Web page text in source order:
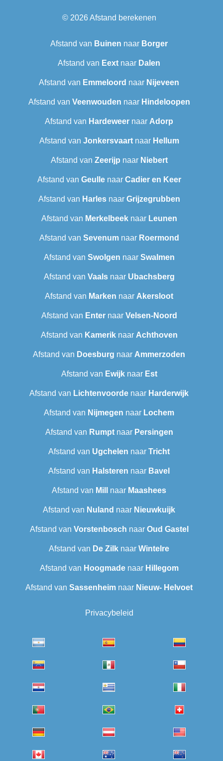
© 2026Afstand berekenen
Afstand van Buinen naar Borger
Afstand van Eext naar Dalen
Afstand van Emmeloord naar Nijeveen
Afstand van Veenwouden naar Hindeloopen
Afstand van Hardeweer naar Adorp
Afstand van Jonkersvaartnaar Hellum
Afstand van Zeerijp naar Niebert
Afstand van Geullenaar Cadier en Keer
Afstand van Harlesnaar Grijzegrubben
Afstand van Merkelbeeknaar Leunen
Afstand van Sevenumnaar Roermond
Afstand van Swolgen naar Swalmen
Afstand van Vaalsnaar Ubachsberg
Afstand van Marken naar Akersloot
Afstand van Enternaar Velsen-Noord
Afstand van Kameriknaar Achthoven
Afstand van Doesburg naar Ammerzoden
Afstand van Ewijknaar Est
Afstand van Lichtenvoorde naar Harderwijk
Afstand van Nijmegen naar Lochem
Afstand van Rumptnaar Persingen
Afstand van Ugchelen naar Tricht
Afstand van Halsteren naar Bavel
Afstand van Mill naar Maashees
Afstand van Nuland naar Nieuwkuijk
Afstand van Vorstenbosch naar Oud Gastel
Afstand van De Zilk naar Wintelre
Afstand van Hoogmadenaar Hillegom
Afstand van Sassenheim naar Nieuw- Helvoet
Privacybeleid